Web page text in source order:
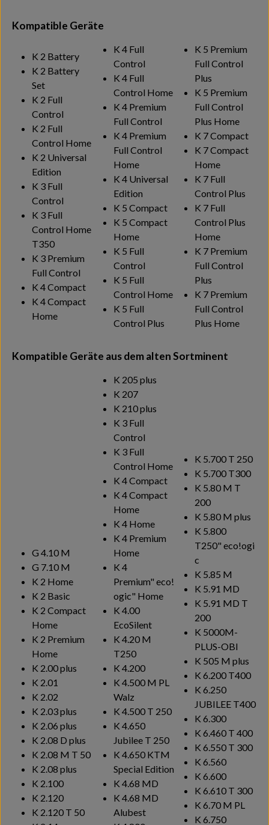
Kompatible Geräte
K 2 Battery
K 2 Battery
Set
K 2 Full
Control
K 2 Full
Control Home
K 2 Universal
Edition
K 3 Full
Control
K 3 Full
Control Home
T350
K 3 Premium
Full Control
K 4 Compact
K 4 Compact
Home
K 4 Full
Control
K 4 Full
Control Home
K 4 Premium
Full Control
K 4 Premium
Full Control
Home
K 4 Universal
Edition
K 5 Compact
K 5 Compact
Home
K 5 Full
Control
K 5 Full
Control Home
K 5 Full
Control Plus
K 5 Premium
Full Control
Plus
K 5 Premium
Full Control
Plus Home
K 7 Compact
K 7 Compact
Home
K 7 Full
Control Plus
K 7 Full
Control Plus
Home
K 7 Premium
Full Control
Plus
K 7 Premium
Full Control
Plus Home
Kompatible Geräte aus dem alten Sortminent
G 4.10 M
G 7.10 M
K 2 Home
K 2 Basic
K 2 Compact
Home
K 2 Premium
Home
K 2.00 plus
K 2.01
K 2.02
K 2.03 plus
K 2.06 plus
K 2.08 D plus
K 2.08 M T 50
K 2.08 plus
K 2.100
K 2.120
K 2.120 T 50
K 205 plus
K 207
K 210 plus
K 3 Full
Control
K 3 Full
Control Home
K 4 Compact
K 4 Compact
Home
K 4 Home
K 4 Premium
Home
K 4
Premium"eco!
ogic" Home
K 4.00
EcoSilent
K 4.20 M
T250
K 4.200
K 4.500 M PL
Walz
K 4.500 T 250
K 4.650
Jubilee T 250
K 4.650 KTM
Special Edition
K 4.68 MD
K 4.68 MD
Alubest
K 5.700 T 250
K 5.700 T300
K 5.80 M T
200
K 5.80 M plus
K 5.800
T250"eco!ogi
c
K 5.85 M
K 5.91 MD
K 5.91 MD T
200
K 5000M-
PLUS-OBI
K 505 M plus
K 6.200 T400
K 6.250
JUBILEE T400
K 6.300
K 6.460 T 400
K 6.550 T 300
K 6.560
K 6.600
K 6.610 T 300
K 6.70 M PL
K 6.750